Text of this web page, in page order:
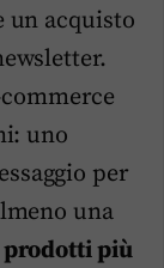
un acquisto
uno
per
una
prodotti più